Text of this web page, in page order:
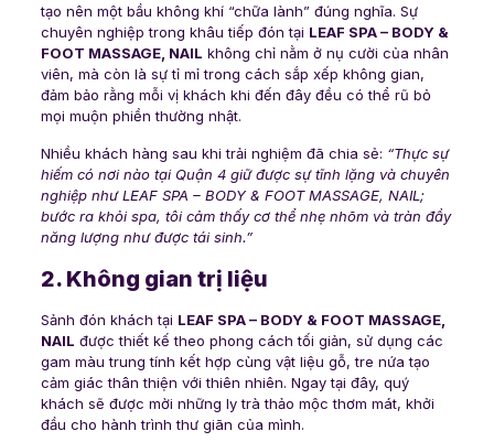
tạo nên một bầu không khí “chữa lành” đúng nghĩa. Sự
chuyên nghiệp trong khâu tiếp đón tại LEAF SPA – BODY &
FOOT MASSAGE, NAIL không chỉ nằm ở nụ cười của nhân
viên, mà còn là sự tỉ mỉ trong cách sắp xếp không gian,
đảm bảo rằng mỗi vị khách khi đến đây đều có thể rũ bỏ
mọi muộn phiền thường nhật.
Nhiều khách hàng sau khi trải nghiệm đã chia sẻ: “Thực sự
hiếm có nơi nào tại Quận 4 giữ được sự tĩnh lặng và chuyên
nghiệp như LEAF SPA – BODY & FOOT MASSAGE, NAIL;
bước ra khỏi spa, tôi cảm thấy cơ thể nhẹ nhõm và tràn đầy
năng lượng như được tái sinh.”
2. Không gian trị liệu
Sảnh đón khách tại LEAF SPA – BODY & FOOT MASSAGE,
NAIL được thiết kế theo phong cách tối giản, sử dụng các
gam màu trung tính kết hợp cùng vật liệu gỗ, tre nứa tạo
cảm giác thân thiện với thiên nhiên. Ngay tại đây, quý
khách sẽ được mời những ly trà thảo mộc thơm mát, khởi
đầu cho hành trình thư giãn của mình.